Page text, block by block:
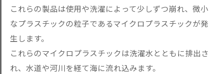
これらの製品は使用や洗濯によって少しずつ崩れ、微小
なプラスチックの粒子であるマイクロプラスチックが発
生します。
これらのマイクロプラスチックは洗濯水とともに排出さ
れ、水道や河川を経て海に流れ込みます。